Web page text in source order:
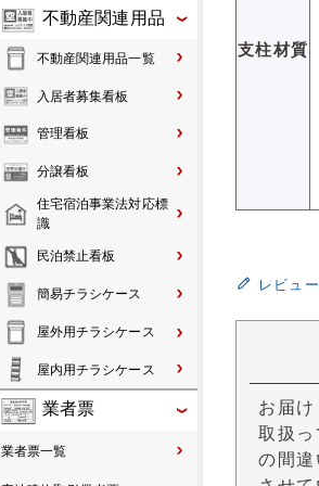
不動産関連用品
不動産関連用品一覧
入居者募集看板
管理看板
分譲看板
住宅宿泊事業法対応標
識
民泊禁止看板
簡易チラシケース
屋外用チラシケース
屋内用チラシケース
業者票
業者票一覧
支柱材質
レビュ
お届
取扱
の間